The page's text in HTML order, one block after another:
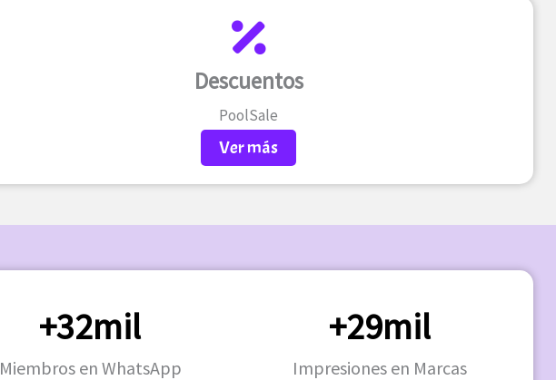
Descuentos
PoolSale
Ver más
+32mil
Miembros en WhatsApp
+29mil
Impresiones en Marcas